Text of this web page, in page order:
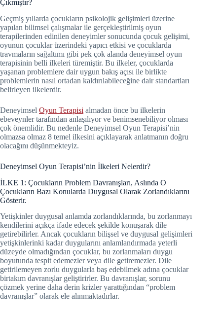
Çıkmıştır?
Geçmiş yıllarda çocukların psikolojik gelişimleri üzerine
yapılan bilimsel çalışmalar ile gerçekleştirilmiş oyun
terapilerinden edinilen deneyimler sonucunda çocuk gelişimi,
oyunun çocuklar üzerindeki yapıcı etkisi ve çocuklarda
travmaların sağaltımı gibi pek çok alanda deneyimsel oyun
terapisinin belli ilkeleri türemiştir. Bu ilkeler, çocuklarda
yaşanan problemlere dair uygun bakış açısı ile birlikte
problemlerin nasıl ortadan kaldırılabileceğine dair standartları
belirleyen ilkelerdir.
Deneyimsel Oyun Terapisi almadan önce bu ilkelerin
ebeveynler tarafından anlaşılıyor ve benimsenebiliyor olması
çok önemlidir. Bu nedenle Deneyimsel Oyun Terapisi’nin
olmazsa olmaz 8 temel ilkesini açıklayarak anlatmanın doğru
olacağını düşünmekteyiz.
Deneyimsel Oyun Terapisi’nin İlkeleri Nelerdir?
İLKE 1: Çocukların Problem Davranışları, Aslında O
Çocukların Bazı Konularda Duygusal Olarak Zorlandıklarını
Gösterir.
Yetişkinler duygusal anlamda zorlandıklarında, bu zorlanmayı
kendilerini açıkça ifade edecek şekilde konuşarak dile
getirebilirler. Ancak çocukların bilişsel ve duygusal gelişimleri
yetişkinlerinki kadar duygularını anlamlandırmada yeterli
düzeyde olmadığından çocuklar, bu zorlanmaları duygu
boyutunda tespit edemezler veya dile getiremezler. Dile
getirilemeyen zorlu duygularla baş edebilmek adına çocuklar
birtakım davranışlar geliştirirler. Bu davranışlar, sorunu
çözmek yerine daha derin krizler yarattığından “problem
davranışlar” olarak ele alınmaktadırlar.